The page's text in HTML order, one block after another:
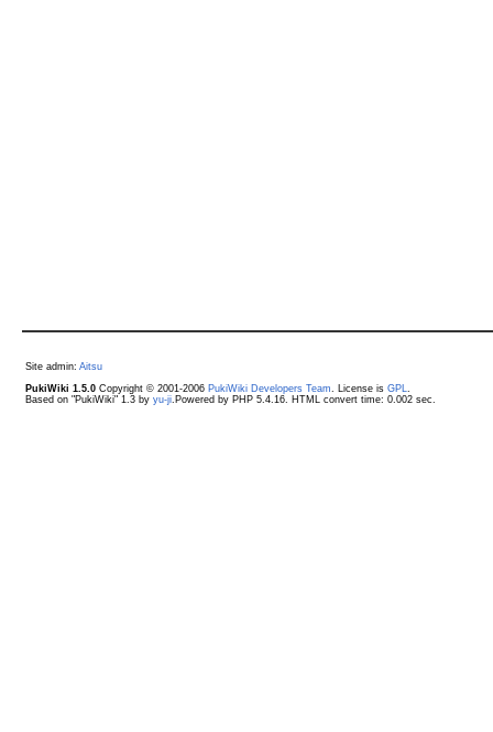
Site admin: Aitsu
PukiWiki 1.5.0Copyright © 2001-2006 PukiWiki Developers Team . License is GPL
Based on "PukiWiki" 1.3 by yu-ji.Powered by PHP 5.4.16. HTML convert time: 0.002 sec.